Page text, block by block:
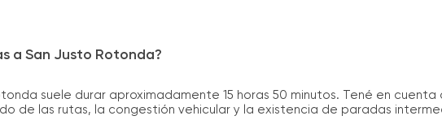
a San Justo Rotonda?
suele durar aproximadamente 15 horas 50 minutos. Tené en cuenta
de las rutas, la congestión vehicular y la existencia de paradas